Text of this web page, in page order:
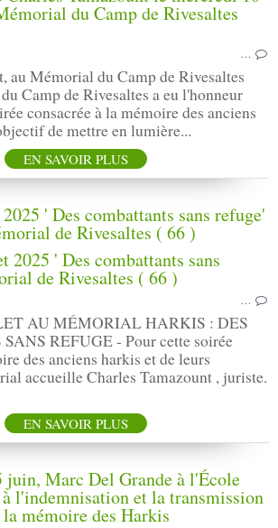
…
Mémorial du Camp de Rivesaltes
Camp de Rivesaltes a eu l'honneur
consacrée à la mémoire des anciens
de mettre en lumière...
EN SAVOIR PLUS
' Des combattants sans refuge'
de Rivesaltes ( 66 )
…
AU MÉMORIAL HARKIS : DES
REFUGE - Pour cette soirée
des anciens harkis et de leurs
accueille Charles Tamazount , juriste.
EN SAVOIR PLUS
juin, Marc Del Grande à l'École
l'indemnisation et la transmission
la mémoire des Harkis